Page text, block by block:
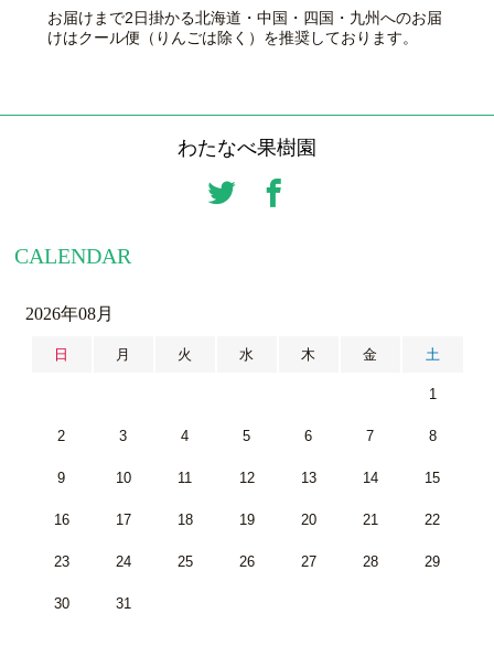
お届けまで2日掛かる北海道・中国・四国・九州へのお届
けはクール便（りんごは除く）を推奨しております。
わたなべ果樹園
CALENDAR
2026年08月
日 月 火 水 木 金 土
1
2 3 4 5 6 7 8
9 10 11 12 13 14 15
16 17 18 19 20 21 22
23 24 25 26 27 28 29
30 31